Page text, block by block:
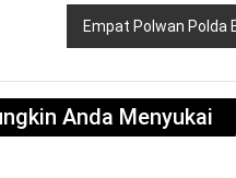
Empat Polwan Polda
Anda Menyukai